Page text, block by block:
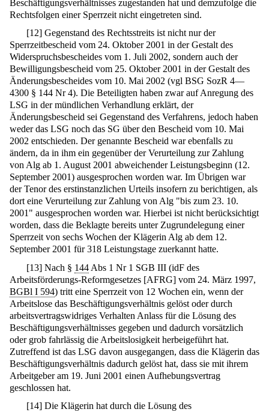
Beschäftigungsverhältnisses zugestanden hat und demzufolge die
Rechtsfolgen einer Sperrzeit nicht eingetreten sind.
[12] Gegenstand des Rechtsstreits ist nicht nur der
Sperrzeitbescheid vom 24. Oktober 2001 in der Gestalt des
Widerspruchsbescheides vom 1. Juli 2002, sondern auch der
Bewilligungsbescheid vom 25. Oktober 2001 in der Gestalt des
Änderungsbescheides vom 10. Mai 2002 (vgl BSG SozR 4—
4300 § 144 Nr 4). Die Beteiligten haben zwar auf Anregung des
LSG in der mündlichen Verhandlung erklärt, der
Änderungsbescheid sei Gegenstand des Verfahrens, jedoch haben
weder das LSG noch das SG über den Bescheid vom 10. Mai
2002 entschieden. Der genannte Bescheid war ebenfalls zu
ändern, da in ihm ein gegenüber der Verurteilung zur Zahlung
von Alg ab 1. August 2001 abweichender Leistungsbeginn (12.
September 2001) ausgesprochen worden war. Im Übrigen war
der Tenor des erstinstanzlichen Urteils insofern zu berichtigen, als
dort eine Verurteilung zur Zahlung von Alg "bis zum 23. 10.
2001" ausgesprochen worden war. Hierbei ist nicht berücksichtigt
worden, dass die Beklagte bereits unter Zugrundelegung einer
Sperrzeit von sechs Wochen der Klägerin Alg ab dem 12.
September 2001 für 318 Leistungstage zuerkannt hatte.
[13] Nach § 144 Abs 1 Nr 1 SGB III (idF des
Arbeitsförderungs-Reformgesetzes [AFRG] vom 24. März 1997,
BGBl I 594) tritt eine Sperrzeit von 12 Wochen ein, wenn der
Arbeitslose das Beschäftigungsverhältnis gelöst oder durch
arbeitsvertragswidriges Verhalten Anlass für die Lösung des
Beschäftigungsverhältnisses gegeben und dadurch vorsätzlich
oder grob fahrlässig die Arbeitslosigkeit herbeigeführt hat.
Zutreffend ist das LSG davon ausgegangen, dass die Klägerin das
Beschäftigungsverhältnis dadurch gelöst hat, dass sie mit ihrem
Arbeitgeber am 19. Juni 2001 einen Aufhebungsvertrag
geschlossen hat.
[14] Die Klägerin hat durch die Lösung des